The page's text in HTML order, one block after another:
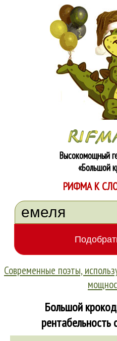
Высокомощный
«Большой
РИФМА К
Современные поэты,
Большой
рентабельность